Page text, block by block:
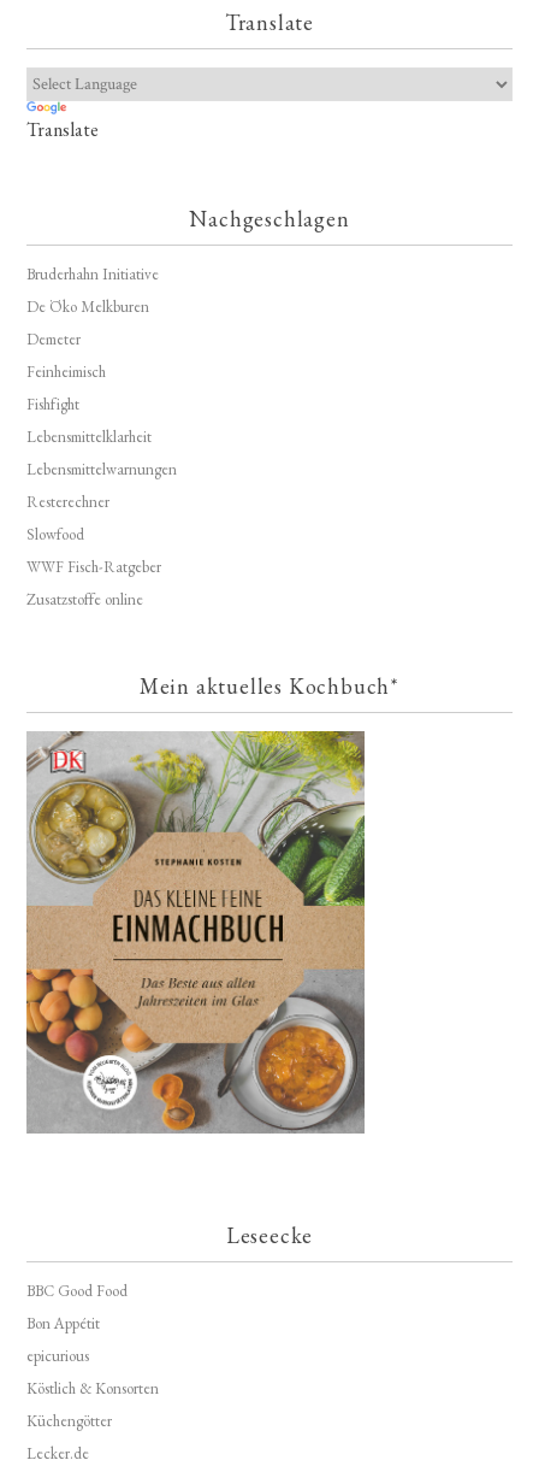
Translate
Translate
Nachgeschlagen
Bruderhahn Initiative
De Öko Melkburen
Demeter
Feinheimisch
Fishfight
Lebensmittelklarheit
Lebensmittelwarnungen
Resterechner
Slowfood
WWF Fisch-Ratgeber
Zusatzstoffe online
Mein aktuelles Kochbuch*
Leseecke
BBC Good Food
Bon Appétit
epicurious
Köstlich & Konsorten
Küchengötter
Lecker.de